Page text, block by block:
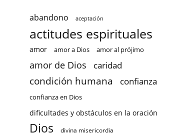
abandono aceptación
actitudes espirituales
amor amor a Dios amor al prójimo
amor de Dios caridad
condición humana confianza
confianza en Dios
dificultades y obstáculos en la oración
Dios divina misericordia